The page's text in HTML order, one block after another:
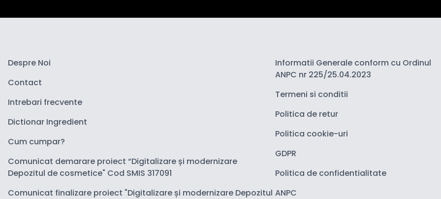
Despre Noi
Contact
Intrebari frecvente
Dictionar Ingredient
Cum cumpar?
Comunicat demarare proiect “Digitalizare și modernizare
Depozitul de cosmetice" Cod SMIS 317091
Comunicat finalizare proiect "Digitalizare și modernizare Depozitul
Informatii Generale conform cu Ordinul
ANPC nr 225/25.04.2023
Termeni si conditii
Politica de retur
Politica cookie-uri
GDPR
Politica de confidentialitate
ANPC